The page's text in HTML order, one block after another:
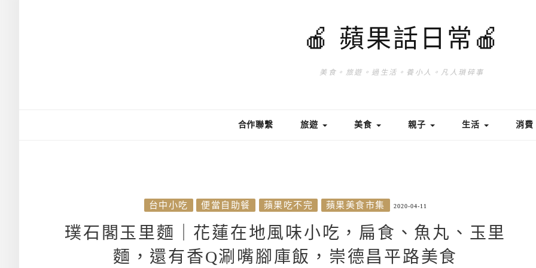
🍎 蘋果話日常🍎
美食。旅遊。過生活。養小人。凡人瑣碎事
合作聯繫 旅遊 美食 親子 生活 消費
台中小吃 便當自助餐 蘋果吃不完 蘋果美食市集 2020-04-11
璞石閣玉里麵｜花蓮在地風味小吃，扁食、魚丸、玉里
麵，還有香Q涮嘴腳庫飯，崇德昌平路美食